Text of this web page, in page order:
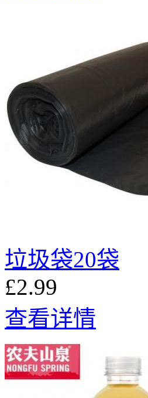
垃圾袋20袋
£2.99
查看详情